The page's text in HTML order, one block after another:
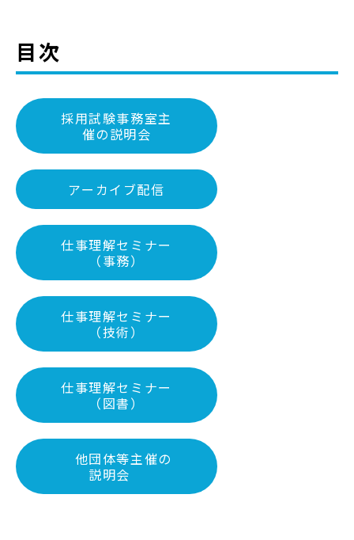
目次
採用試験事務室主
催の説明会
アーカイブ配信
仕事理解セミナー
（事務）
仕事理解セミナー
（技術）
仕事理解セミナー
（図書）
他団体等主催の
説明会